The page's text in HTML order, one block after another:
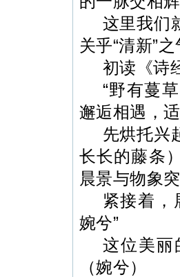
这里我们
关乎“清新”
初读《诗
“野有蔓
邂逅相遇，适
先烘托兴
长长的藤条
晨景与物象
紧接着
婉兮”
这位美丽
（婉兮）